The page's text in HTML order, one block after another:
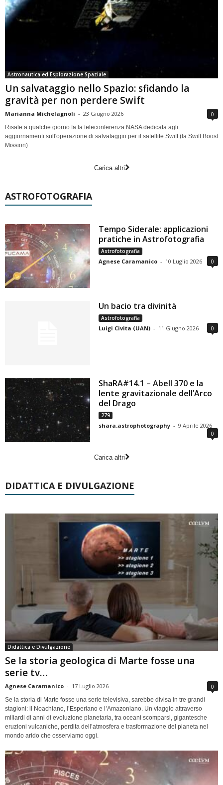
Astronautica ed Esplorazione Spaziale
Un salvataggio nello Spazio: sfidando la
gravità per non perdere Swift
Marianna Michelagnoli - 23 Giugno 2026 0
Risale a qualche giorno fa la teleconferenza NASA dedicata agli
aggiornamenti sull'operazione di salvataggio per il satellite Swift (la Swift Boost
Mission)
Carica altri
ASTROFOTOGRAFIA
Tempo Siderale: applicazioni
pratiche in Astrofotografia
Astrofotografia
Agnese Caramanico - 10 Luglio 2026 0
Un bacio tra divinità
Astrofotografia
Luigi Civita (UAN) - 11 Giugno 2026 0
ShaRA#14.1 – Abell 370 e la
lente gravitazionale dell’Arco
del Drago
279
shara.astrophotography - 9 Aprile 2026
0
Carica altri
DIDATTICA E DIVULGAZIONE
Didattica e Divulgazione
Se la storia geologica di Marte fosse una
serie tv…
Agnese Caramanico - 17 Luglio 2026 0
Se la storia di Marte fosse una serie televisiva, sarebbe divisa in tre grandi
stagioni: il Noachiano, l’Esperiano e l’Amazoniano. Un viaggio attraverso
miliardi di anni di evoluzione planetaria, tra oceani scomparsi, gigantesche
eruzioni vulcaniche, perdita dell’atmosfera e trasformazione del pianeta nel
mondo arido che osserviamo oggi.